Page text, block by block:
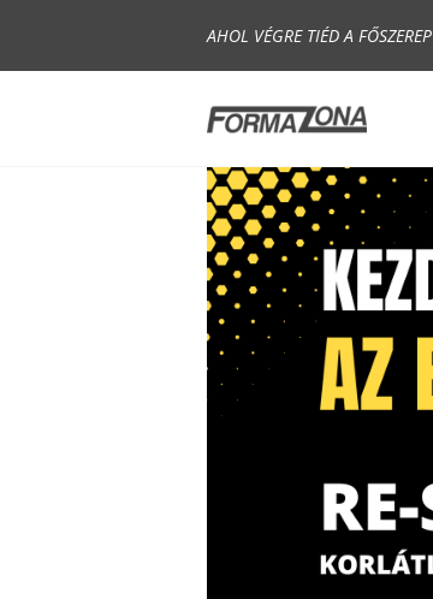
content
AHOL VÉGRE TIÉD A FŐSZEREP